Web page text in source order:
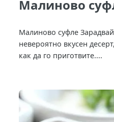
Малиново
Малиново суфле
невероятно вкусен
как да го приготвите....